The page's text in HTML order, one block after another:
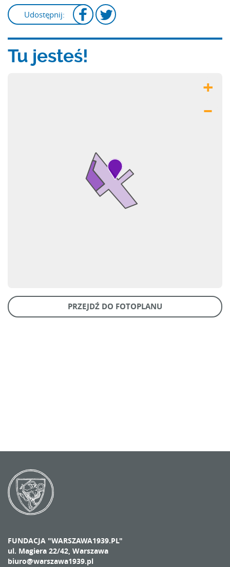
Udostępnij:
Tu jesteś!
+
–
PRZEJDŹ DO FOTOPLANU
FUNDACJA "WARSZAWA1939.PL"
ul. Magiera 22/42, Warszawa
biuro@warszawa1939.pl